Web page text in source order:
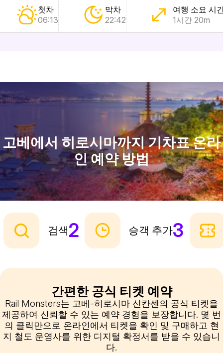
첫차
06:13
막차
22:42
여행 소요 시
1시간 20m
고베에서 히로시마까지 기차표 온라
인 예약 방법
검색2 승객 추가3
간편한 공식 티켓 예약
Rail Monsters는 고베-히로시마 신칸센의 공식 티켓을
제공하여 신뢰할 수 있는 예약 경험을 보장합니다. 몇 번
의 클릭만으로 온라인에서 티켓을 확인 및 구매하고 현
지 철도 운영사를 위한 디지털 확정서를 받을 수 있습니
다.